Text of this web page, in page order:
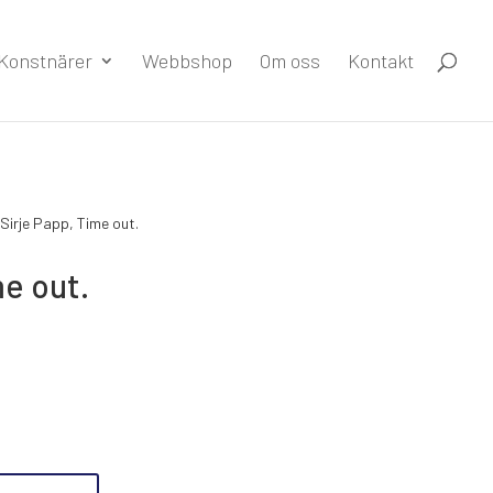
Konstnärer Webbshop Om oss Kontakt
Papp, Time out.
out.